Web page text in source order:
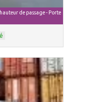
de passage - Porte